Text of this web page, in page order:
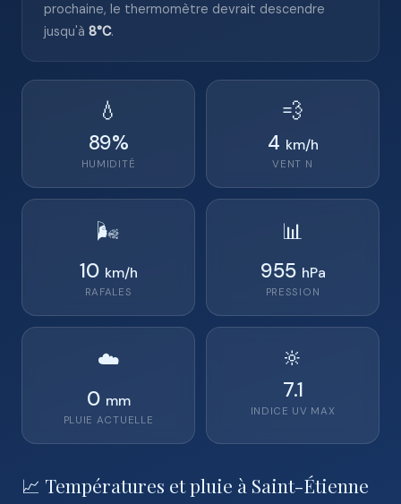
prochaine, le thermomètre devrait descendre
jusqu'à 8°C.
💧
89%
HUMIDITÉ
💨
4 km/h
VENT N
🌬️
10 km/h
RAFALES
📊
955 hPa
PRESSION
☁️
0 mm
PLUIE ACTUELLE
🔆
7.1
INDICE UV MAX
📈 Températures et pluie à Saint-Étienne